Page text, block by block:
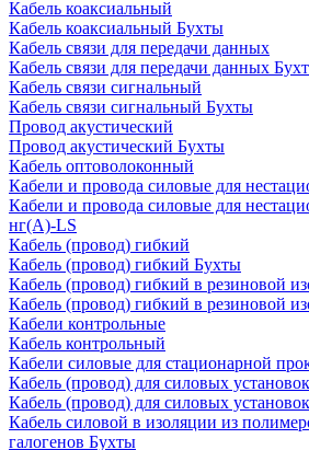
Кабель коаксиальный
Кабель коаксиальный Бухты
Кабель связи для передачи данных
Кабель связи для передачи данных
Кабель связи сигнальный
Кабель связи сигнальный Бухты
Провод акустический
Провод акустический Бухты
Кабель оптоволоконный
Кабели и провода силовые для
Кабели и провода силовые для
нг(А)-LS
Кабель (провод) гибкий
Кабель (провод) гибкий Бухты
Кабель (провод) гибкий в резиновой
Кабель (провод) гибкий в резиновой
Кабели контрольные
Кабель контрольный
Кабели силовые для стационарной
Кабель (провод) для силовых установок
Кабель (провод) для силовых
Кабель силовой в изоляции из
галогенов Бухты